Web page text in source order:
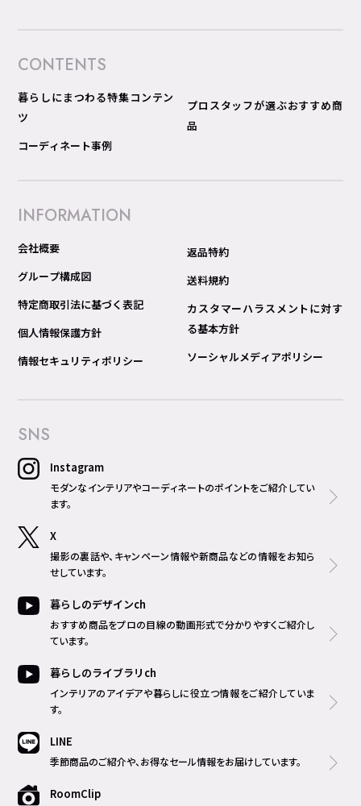
CONTENTS
暮らしにまつわる特集コンテン
ツ
コーディネート事例
プロスタッフが選ぶおすすめ商
品
INFORMATION
会社概要
グループ構成図
特定商取引法に基づく表記
個人情報保護方針
情報セキュリティポリシー
返品特約
送料規約
カスタマーハラスメントに対す
る基本方針
ソーシャルメディアポリシー
SNS
Instagram
モダンなインテリアやコーディネートのポイントをご紹介してい
ます。
X
撮影の裏話や、キャンペーン情報や新商品などの情報をお知ら
せしています。
暮らしのデザインch
おすすめ商品をプロの目線の動画形式で分かりやすくご紹介し
ています。
暮らしのライブラリch
インテリアのアイデアや暮らしに役立つ情報をご紹介していま
す。
LINE
季節商品のご紹介や、お得なセール情報をお届けしています。
RoomClip